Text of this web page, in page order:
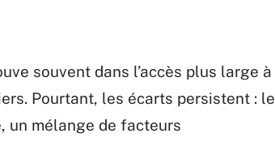
souvent dans l’accès plus large à
Pourtant, les écarts persistent : le
un mélange de facteurs